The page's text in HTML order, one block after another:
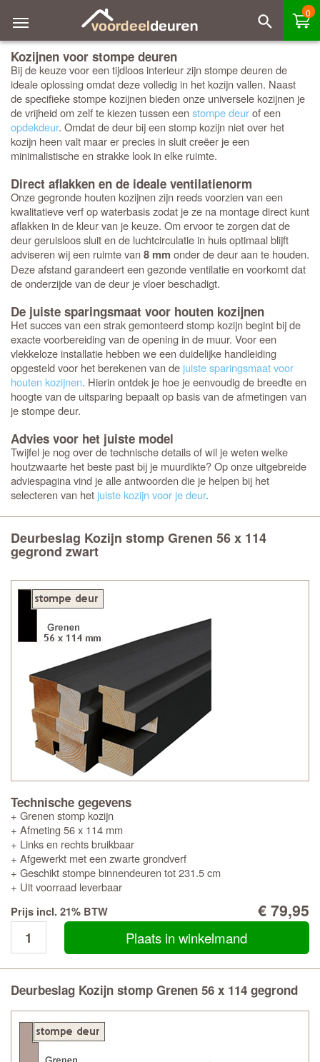
0
Kozijnen voor stompe deuren
Bij de keuze voor een tijdloos interieur zijn stompe deuren de
ideale oplossing omdat deze volledig in het kozijn vallen. Naast
de specifieke stompe kozijnen bieden onze universele kozijnen je
de vrijheid om zelf te kiezen tussen eenstompe deurof een
opdekdeur. Omdat de deur bij een stomp kozijn niet over het
kozijn heen valt maar er precies in sluit creëer je een
minimalistische en strakke look in elke ruimte.
Direct aflakken en de ideale ventilatienorm
Onze gegronde houten kozijnen zijn reeds voorzien van een
kwalitatieve verf op waterbasis zodat je ze na montage direct kunt
aflakken in de kleur van je keuze. Om ervoor te zorgen dat de
deur geruisloos sluit en de luchtcirculatie in huis optimaal blijft
adviseren wij een ruimte van8 mm onder de deur aan te houden.
Deze afstand garandeert een gezonde ventilatie en voorkomt dat
de onderzijde van de deur je vloer beschadigt.
De juiste sparingsmaat voor houten kozijnen
Het succes van een strak gemonteerd stomp kozijn begint bij de
exacte voorbereiding van de opening in de muur. Voor een
vlekkeloze installatie hebben we een duidelijke handleiding
opgesteld voor het berekenen van de juiste sparingsmaat voor
houten kozijnen. Hierin ontdek je hoe je eenvoudig de breedte en
hoogte van de uitsparing bepaalt op basis van de afmetingen van
je stompe deur.
Advies voor het juiste model
Twijfel je nog over de technische details of wil je weten welke
houtzwaarte het beste past bij je muurdikte? Op onze uitgebreide
adviespagina vind je alle antwoorden die je helpen bij het
selecteren van het juiste kozijn voor je deur.
Deurbeslag Kozijn stomp Grenen 56 x 114
gegrond zwart
Technische gegevens
+ Grenen stomp kozijn
+ Afmeting 56 x 114 mm
+ Links en rechts bruikbaar
+ Afgewerkt met een zwarte grondverf
+ Geschikt stompe binnendeuren tot 231.5 cm
+ Uit voorraad leverbaar
Prijs incl. 21% BTW
€ 79,95
Plaats in winkelmand
Deurbeslag Kozijn stomp Grenen 56 x 114 gegrond